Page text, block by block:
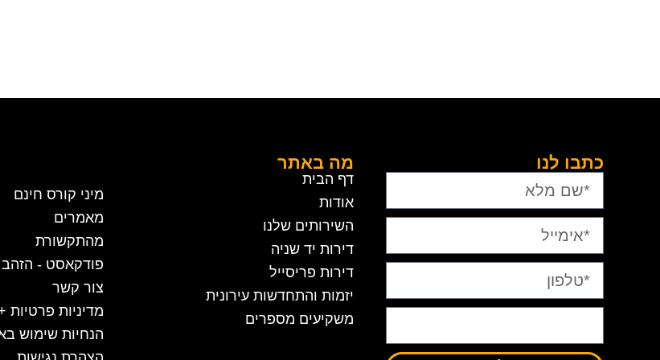
כתבו לנו מה באתר
דף הבית
אודות
השירותים שלנו
דירות יד שניה
דירות פריסייל
יזמות והתחדשות עירונית
משקיעים מספרים
מיני קורס חינם
מאמרים
מהתקשורת
פודקאסט -
צור קשר
מדיניות פרטיות
הנחיות שימוש